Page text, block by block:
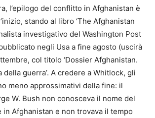
l’epilogo del conflitto in Afghanistan è
stando al libro ‘The Afghanistan
investigativo del Washington Post
negli Usa a fine agosto (uscirà
col titolo ‘Dossier Afghanistan.
della guerra’. A credere a Whitlock, gli
meno approssimativi della fine: il
W. Bush non conosceva il nome del
in Afghanistan e non trovava il tempo